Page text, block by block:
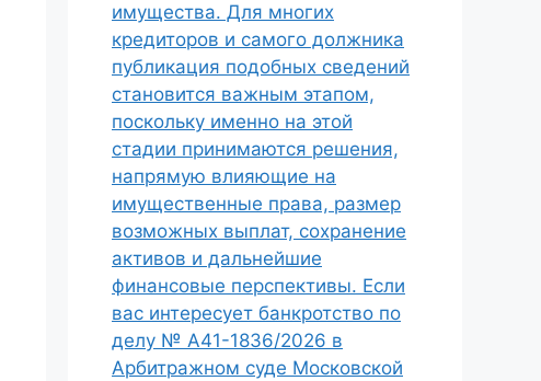
имущества. Для многих
кредиторов и самого должника
публикация подобных сведений
становится важным этапом,
поскольку именно на этой
стадии принимаются решения,
напрямую влияющие на
имущественные права, размер
возможных выплат, сохранение
активов и дальнейшие
финансовые перспективы. Если
вас интересует банкротство по
делу № А41-1836/2026 в
Арбитражном суде Московской